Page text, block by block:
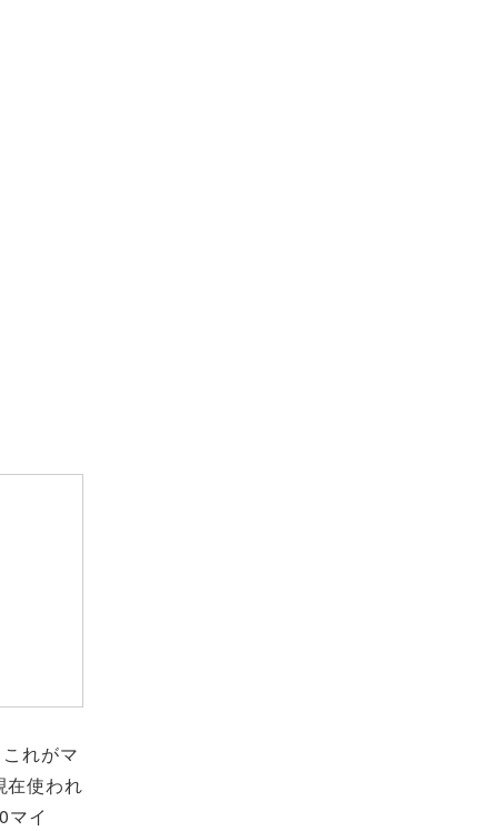
れがマ
在使われ
マイ